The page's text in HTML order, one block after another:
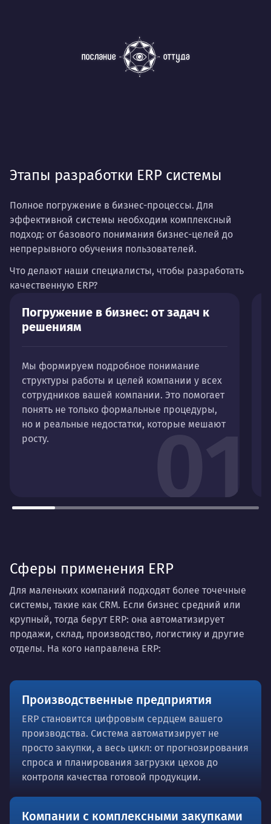
Этапы разработки ERP системы
Полное погружение в бизнес-процессы. Для
эффективной системы необходим комплексный
подход: от базового понимания бизнес-целей до
непрерывного обучения пользователей.
Что делают наши специалисты, чтобы разработать
качественную ERP?
01
Погружение в бизнес: от задач к
решениям
Мы формируем подробное понимание
структуры работы и целей компании у всех
сотрудников вашей компании. Это помогает
понять не только формальные процедуры,
но и реальные недостатки, которые мешают
росту.
Сферы применения ERP
Для маленьких компаний подходят более точечные
системы, такие как CRM. Если бизнес средний или
крупный, тогда берут ERP: она автоматизирует
продажи, склад, производство, логистику и другие
отделы. На кого направлена ERP:
Производственные предприятия
ERP становится цифровым сердцем вашего
производства. Система автоматизирует не
просто закупки, а весь цикл: от прогнозирования
спроса и планирования загрузки цехов до
контроля качества готовой продукции.
Компании с комплексными закупками